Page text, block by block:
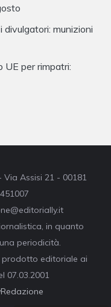
divulgatori: munizioni
UE per rimpatri:
Assisi 21 - 00181
in quanto
periodicità.
editoriale ai
07.03.2001
Redazione